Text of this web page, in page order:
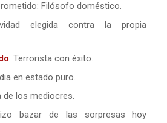
Filósofo doméstico.
elegida contra la propia
: Terrorista con éxito.
en estado puro.
de los mediocres.
bazar de las sorpresas hoy